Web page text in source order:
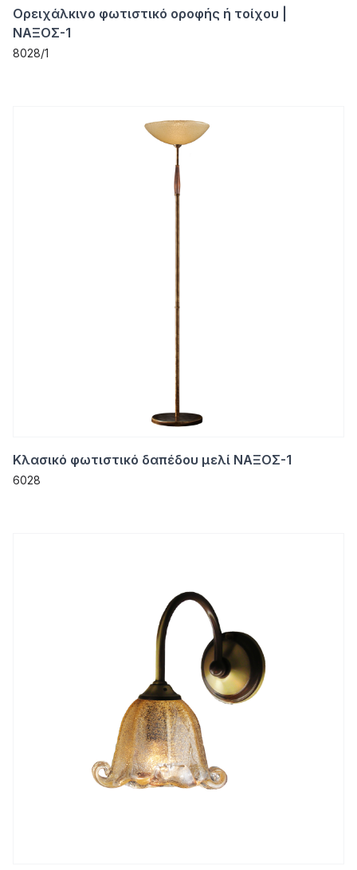
Ορειχάλκινο φωτιστικό οροφής ή τοίχου |
ΝΑΞΟΣ-1
8028/1
Κλασικό φωτιστικό δαπέδου μελί ΝΑΞΟΣ-1
6028